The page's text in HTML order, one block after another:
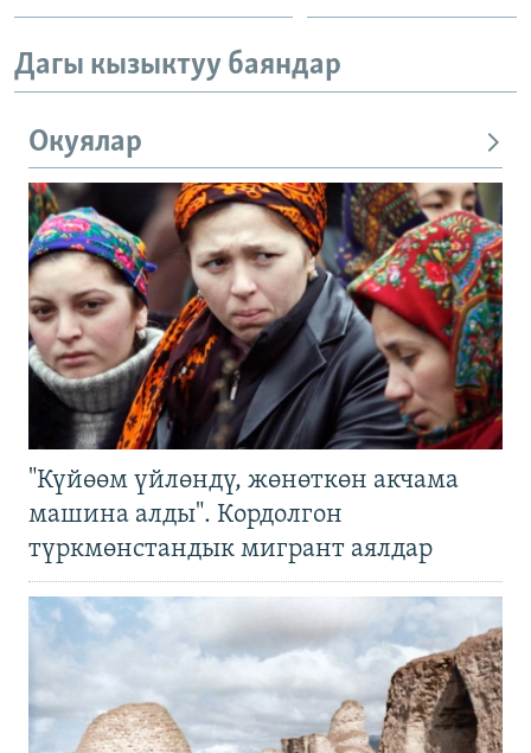
Дагы кызыктуу баяндар
Окуялар
"Күйөөм үйлөндү, жөнөткөн акчама
машина алды". Кордолгон
түркмөнстандык мигрант аялдар